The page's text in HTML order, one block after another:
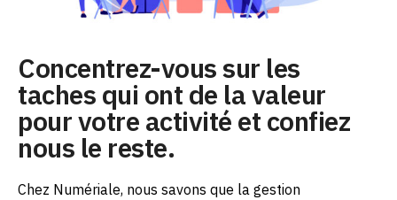
Concentrez-vous sur les
taches qui ont de la valeur
pour votre activité et confiez
nous le reste.
Chez Numériale, nous savons que la gestion